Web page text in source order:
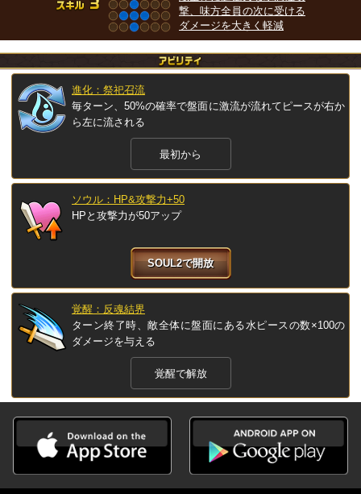
撃、味方全員の次に受ける
ダメージを大きく軽減
進化：祭祀召流
毎ターン、50%の確率で盤面に激流が流れてピースが右か
ら左に流される
最初から
ソウル：HP&攻撃力+50
HPと攻撃力が50アップ
SOUL2で開放
覚醒：反魂結界
ターン終了時、敵全体に盤面にある水ピースの数×100の
ダメージを与える
覚醒で解放